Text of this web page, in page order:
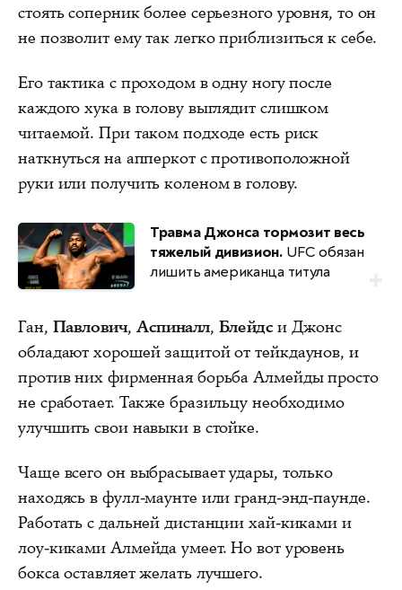
стоять соперник более серьезного уровня, то он
не позволит ему так легко приблизиться к себе.
Его тактика с проходом в одну ногу после
каждого хука в голову выглядит слишком
читаемой. При таком подходе есть риск
наткнуться на апперкот с противоположной
руки или получить коленом в голову.
Травма Джонса тормозит весь
тяжелый дивизион.UFC обязан
лишить американца титула
Ган, Павлович,Аспиналл, Блейдс и Джонс
обладают хорошей защитой от тейкдаунов, и
против них фирменная борьба Алмейды просто
не сработает. Также бразильцу необходимо
улучшить свои навыки в стойке.
Чаще всего он выбрасывает удары, только
находясь в фулл-маунте или гранд-энд-паунде.
Работать с дальней дистанции хай-киками и
лоу-киками Алмейда умеет. Но вот уровень
бокса оставляет желать лучшего.